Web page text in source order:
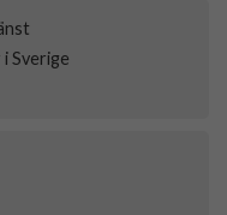
Sverige